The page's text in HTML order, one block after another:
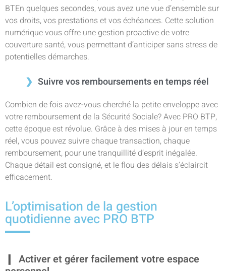
BTEn quelques secondes, vous avez une vue d’ensemble sur
vos droits, vos prestations et vos échéances. Cette solution
numérique vous offre une gestion proactive de votre
couverture santé, vous permettant d’anticiper sans stress de
potentielles démarches.
Suivre vos remboursements en temps réel
Combien de fois avez-vous cherché la petite enveloppe avec
votre remboursement de la Sécurité Sociale? Avec PRO BTP,
cette époque est révolue. Grâce à des mises à jour en temps
réel, vous pouvez suivre chaque transaction, chaque
remboursement, pour une tranquillité d’esprit inégalée.
Chaque détail est consigné, et le flou des délais s’éclaircit
efficacement.
L’optimisation de la gestion
quotidienne avec PRO BTP
Activer et gérer facilement votre espace